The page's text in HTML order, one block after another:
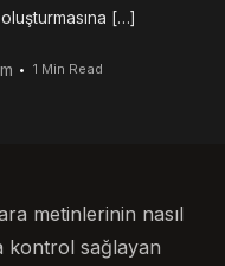
[…]
1 Min Read
metinlerinin nasıl
kontrol sağlayan